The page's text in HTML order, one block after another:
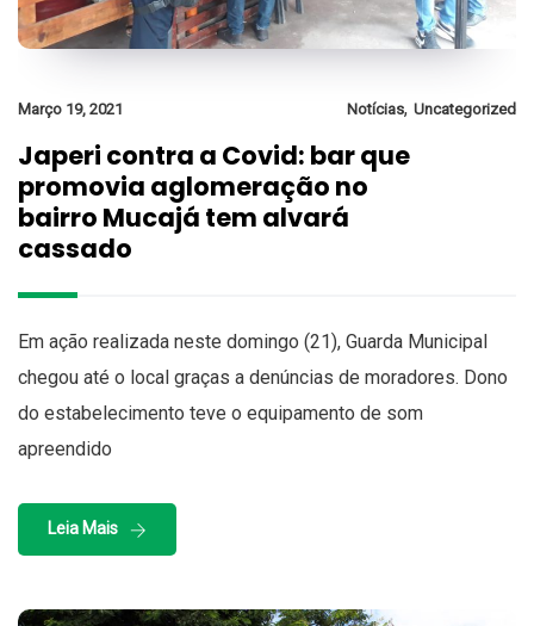
Março 19, 2021 Notícias, Uncategorized
Japeri contra a Covid: bar que
promovia aglomeração no
bairro Mucajá tem alvará
cassado
Em ação realizada neste domingo (21), Guarda Municipal
chegou até o local graças a denúncias de moradores. Dono
do estabelecimento teve o equipamento de som
apreendido
Leia Mais